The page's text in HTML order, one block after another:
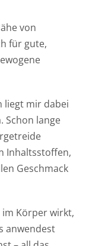
von
für gute,
liegt mir dabei
Schon lange
Inhaltsstoffen,
Geschmack
im Körper wirkt,
anwendest